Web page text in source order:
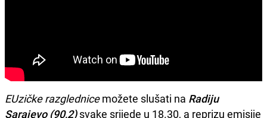
EUzičke razglednicemožete slušati na Radiju
Sarajevo (90,2)svake srijede u 18.30, a reprizu emisije